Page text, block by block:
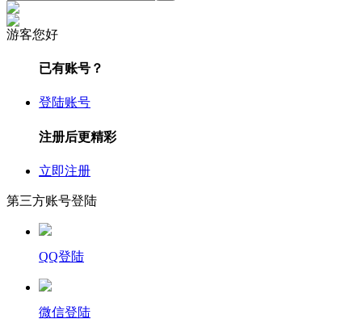
游客您好
已有账号？
登陆账号
注册后更精彩
立即注册
第三方账号登陆
QQ登陆
微信登陆